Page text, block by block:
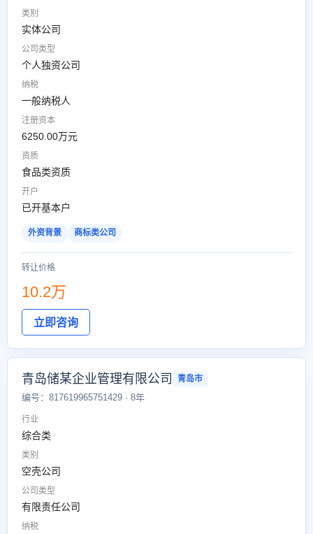
类别
实体公司
公司类型
个人独资公司
纳税
一般纳税人
注册资本
6250.00万元
资质
食品类资质
开户
已开基本户
外资背景 商标类公司
转让价格
10.2万
立即咨询
青岛储某企业管理有限公司 青岛市
编号：817619965751429 · 8年
行业
综合类
类别
空壳公司
公司类型
有限责任公司
纳税